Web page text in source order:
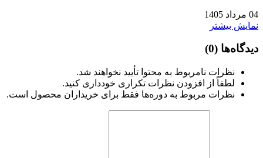
04 مرداد 1405
نمایش بیشتر
دیدگاه‌ها (0)
نظرات نامربوط به محتوا تأیید نخواهند شد.
لطفاً از افزودن نظرات تکراری خودداری کنید.
نظرات مربوط به دوره‌ها فقط برای خریداران محصول است.